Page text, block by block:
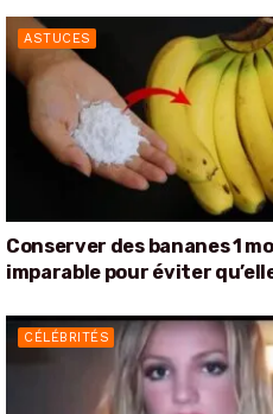
ASTUCES
Conserver des bananes 1
imparable pour éviter
CÉLÉBRITÉS